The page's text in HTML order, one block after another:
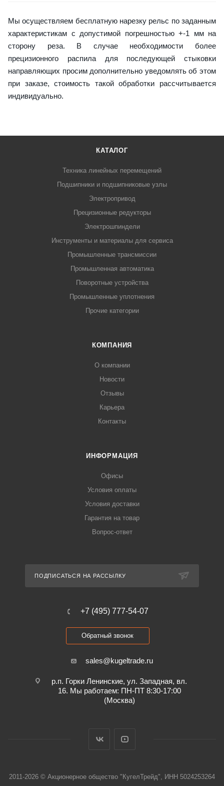
Мы осуществляем бесплатную нарезку рельс по заданным
характеристикам с допустимой погрешностью +-1 мм на
сторону реза. В случае необходимости более
прецизионного распила для последующей стыковки
направляющих просим дополнительно уведомлять об этом
при заказе, стоимость такой обработки рассчитывается
индивидуально.
КАТАЛОГ
Техника линейных перемещений
Подшипники и подшипниковые узлы
Электропривод
Прецизионные редукторы
Электрошпиндели
Инструменты и материалы для сервиса
Промышленные трансмиссии
Промышленная автоматика
Поворотные устройства
Промышленные уплотнения
Прочие категории
КОМПАНИЯ
О компании
Новости
Отзывы
Карьера
Контакты
ИНФОРМАЦИЯ
Офисы
Условия оплаты
Условия доставки
Гарантия на товар
Вопрос-ответ
ПОДПИСАТЬСЯ НА РАССЫЛКУ
+7 (495) 777-54-07
Обратный звонок
sales@kugeltrade.ru
р.п. Горки Ленинские, ул. Западная, вл.
16. Мы работаем: ПН-ПТ 8:30-17:00
(Москва)
2011-2026 © Акционерное общество "КугелТрейд", ИНН 5024253264